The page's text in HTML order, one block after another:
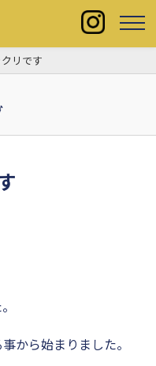
リです
から始まりました。